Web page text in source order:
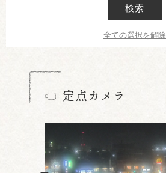
検索
全ての選択を解除
定点カメラ